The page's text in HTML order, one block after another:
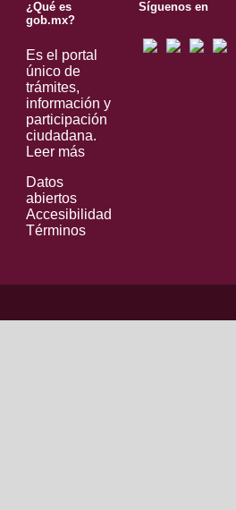
¿Qué es
gob.mx?
Es el portal
único de
trámites,
información y
participación
ciudadana.
Leer más
Datos
abiertos
Accesibilidad
Términos
Síguenos en